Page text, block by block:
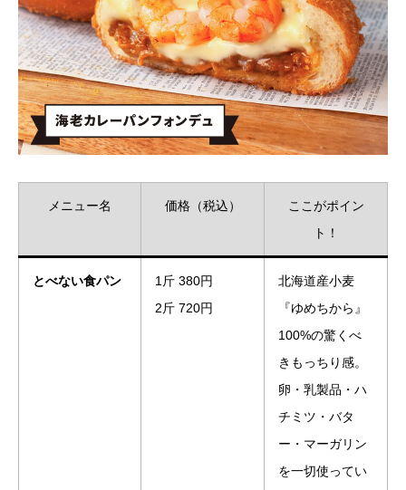
メニュー名 価格（税込）
ここがポイン
ト！
とべない食パン
1斤 380円
2斤 720円
北海道産小麦
『ゆめちから』
100%の驚くべ
きもっちり感。
卵・乳製品・ハ
チミツ・バタ
ー・マーガリン
を一切使ってい